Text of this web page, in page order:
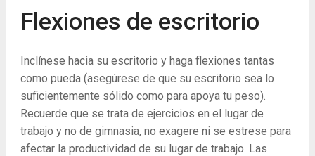
Flexiones de escritorio
Inclínese hacia su escritorio y haga flexiones tantas
como pueda (asegúrese de que su escritorio sea lo
suficientemente sólido como para apoya tu peso).
Recuerde que se trata de ejercicios en el lugar de
trabajo y no de gimnasia, no exagere ni se estrese para
afectar la productividad de su lugar de trabajo. Las